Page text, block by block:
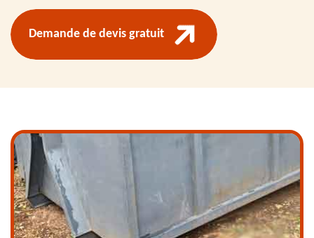
Demande de devis gratuit